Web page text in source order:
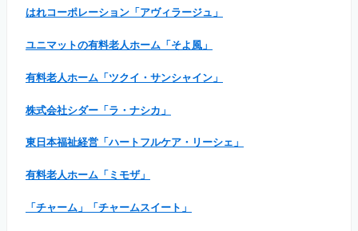
はれコーポレーション「アヴィラージュ」
ユニマットの有料老人ホーム「そよ風」
有料老人ホーム「ツクイ・サンシャイン」
株式会社シダー「ラ・ナシカ」
東日本福祉経営「ハートフルケア・リーシェ」
有料老人ホーム「ミモザ」
「チャーム」「チャームスイート」